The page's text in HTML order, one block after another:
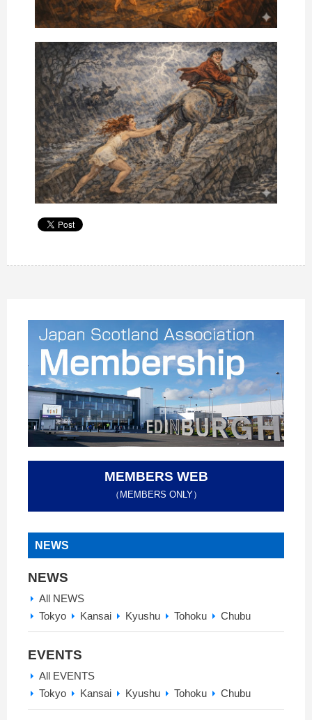
MEMBERS WEB
（MEMBERS ONLY）
NEWS
NEWS
All NEWS
Tokyo
Kansai Kyushu Tohoku Chubu
EVENTS
All EVENTS
Tokyo
Kansai Kyushu Tohoku Chubu